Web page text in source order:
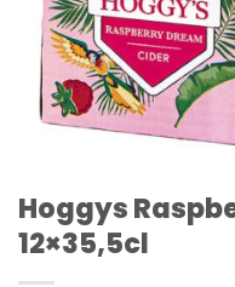
Hoggys
12×35,5cl